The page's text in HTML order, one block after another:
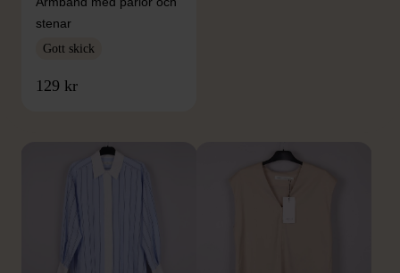
stenar
Gott skick
129 kr
FRÅN SAMMA VARUMÄRKE